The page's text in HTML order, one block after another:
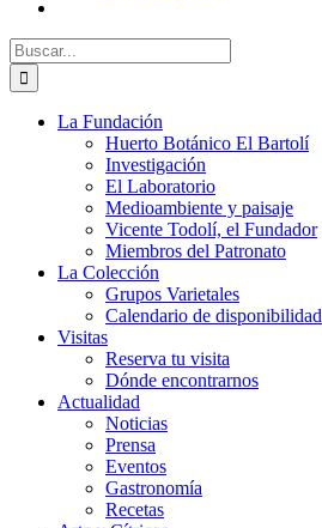
Buscar:
La Fundación
Huerto Botánico El Bartolí
Investigación
El Laboratorio
Medioambiente y paisaje
Vicente Todolí, el Fundador
Miembros del Patronato
La Colección
Grupos Varietales
Calendario de disponibilidad
Visitas
Reserva tu visita
Dónde encontrarnos
Actualidad
Noticias
Prensa
Eventos
Gastronomía
Recetas